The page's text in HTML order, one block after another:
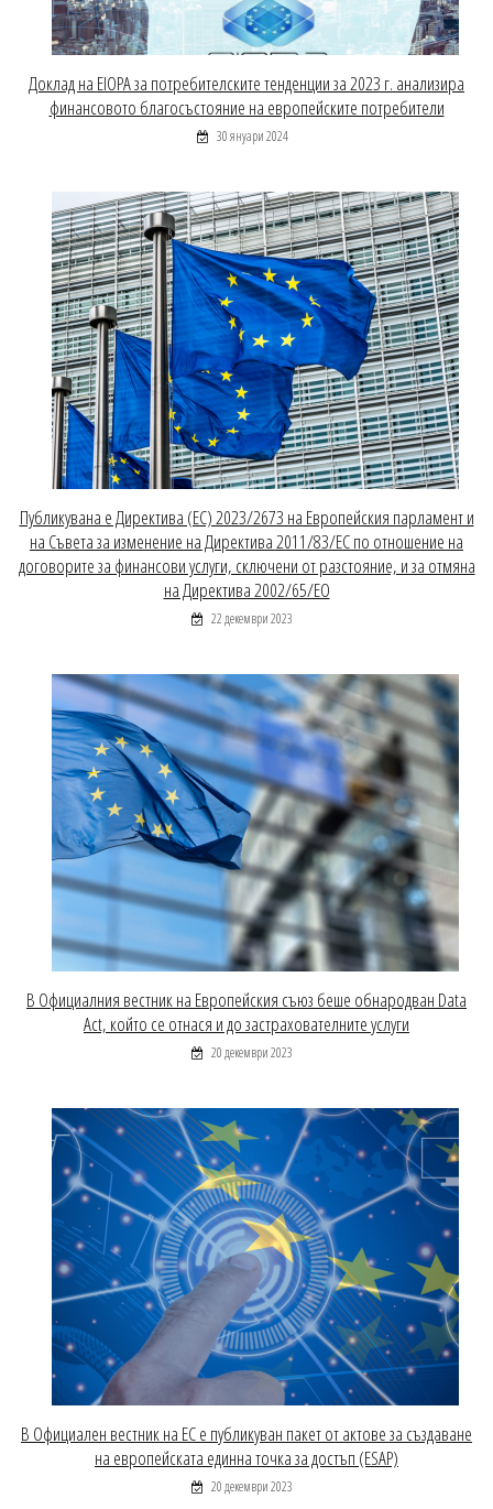
Доклад на EIOPA за потребителските тенденции за 2023 г. анализира
финансовото благосъстояние на европейските потребители
30 януари 2024
Публикувана е Директива (ЕС) 2023/2673 на Европейския парламент и
на Съвета за изменение на Директива 2011/83/ЕС по отношение на
договорите за финансови услуги, сключени от разстояние, и за отмяна
на Директива 2002/65/ЕО
22 декември 2023
В Официалния вестник на Европейския съюз беше обнародван Data
Act, който се отнася и до застрахователните услуги
20 декември 2023
В Официален вестник на ЕС е публикуван пакет от актове за създаване
на европейската единна точка за достъп (ESAP)
20 декември 2023